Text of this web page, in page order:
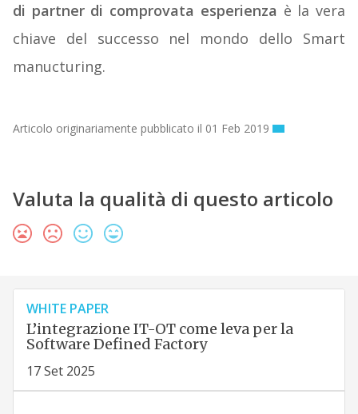
di partner di comprovata esperienza è la vera
chiave del successo nel mondo dello Smart
manucturing.
Articolo originariamente pubblicato il 01 Feb 2019
Valuta la qualità di questo articolo
WHITE PAPER
L’integrazione IT-OT come leva per la
Software Defined Factory
17 Set 2025